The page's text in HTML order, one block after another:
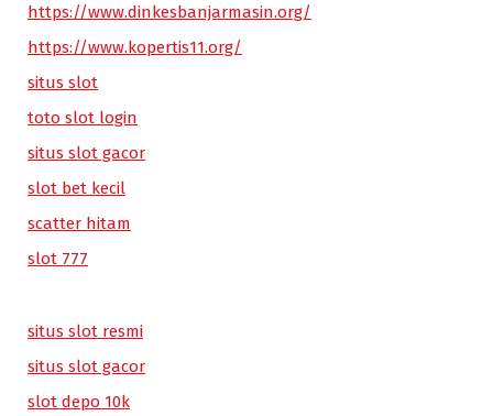
https://www.dinkesbanjarmasin.org/
https://www.kopertis11.org/
situs slot
toto slot login
situs slot gacor
slot bet kecil
scatter hitam
slot 777
situs slot resmi
situs slot gacor
slot depo 10k